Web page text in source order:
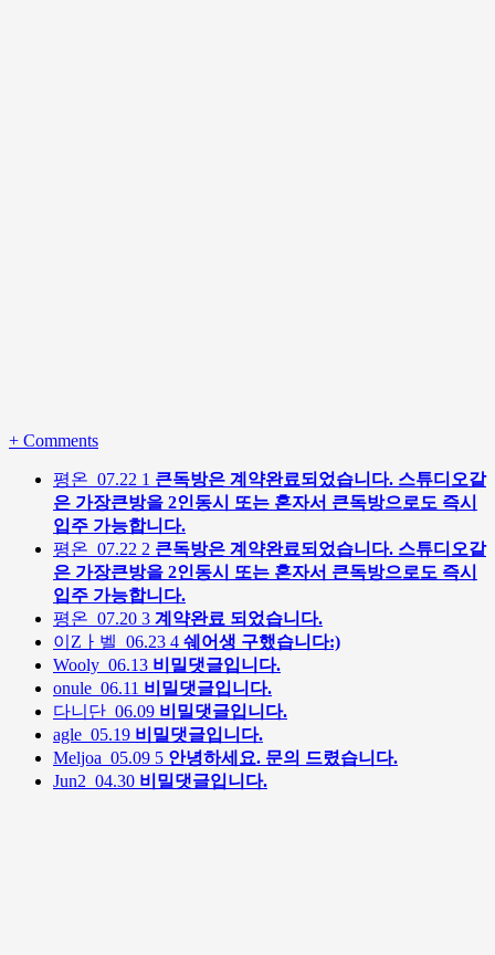
+ Comments
평온 07.22 1 큰독방은 계약완료되었습니다. 스튜디오같
은 가장큰방을 2인동시 또는 혼자서 큰독방으로도 즉시
입주 가능합니다.
평온 07.22 2 큰독방은 계약완료되었습니다. 스튜디오같
은 가장큰방을 2인동시 또는 혼자서 큰독방으로도 즉시
입주 가능합니다.
평온 07.20 3 계약완료 되었습니다.
이Zㅏ벨 06.23 4 쉐어생 구했습니다:)
Wooly 06.13 비밀댓글입니다.
onule 06.11 비밀댓글입니다.
다니단 06.09 비밀댓글입니다.
agle 05.19 비밀댓글입니다.
Meljoa 05.09 5 안녕하세요. 문의 드렸습니다.
Jun2 04.30 비밀댓글입니다.